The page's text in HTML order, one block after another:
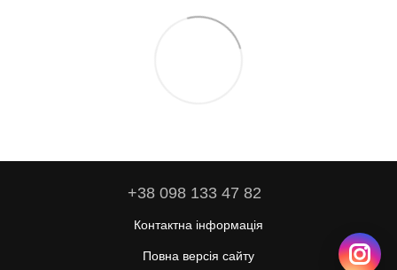
+38 098 133 47 82
Контактна інформація
Повна версія сайту